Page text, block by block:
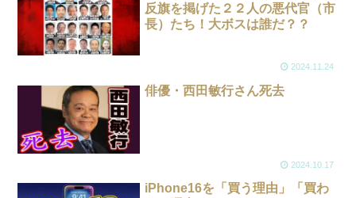
反旗を掲げた２２人の悪代官（市
長）たち！大ボスは誰だ？？
2024.11.24
俳優・西田敏行さん死去
2024.10.17
iPhone16を「買う理由」「買わ